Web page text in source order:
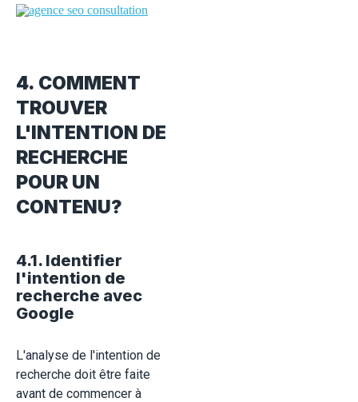
4. COMMENT
TROUVER
L'INTENTION DE
RECHERCHE
POUR UN
CONTENU?
4.1. Identifier
l'intention de
recherche avec
Google
L'analyse de l'intention de
recherche doit être faite
avant de commencer à